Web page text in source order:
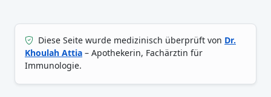
Diese Seite wurde medizinisch überprüft von Dr.
Khoulah Attia – Apothekerin, Fachärztin für
Immunologie.